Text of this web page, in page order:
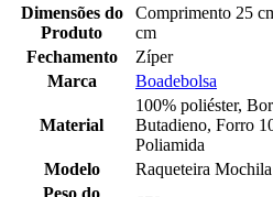
Dimensões do
Produto
Comprimento 25
cm
Fechamento
Zíper
Marca
Boadebolsa
Material
100% poliéster,
Butadieno, Forro
Poliamida
Modelo
Raqueteira